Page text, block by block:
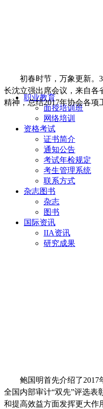
职业教育
面授培训班
网络培训
资格考试
证书简介
通知公告
考试年检规定
考生管理系统
联系方式
杂志图书
杂志
图书
国际资讯
IIA资讯
研究成果
初春时节，万象更新。
长沈立强出席会议，来自各
精神，总结2017年协会各项
鲍国明首先介绍了2017
全国内部审计“双先”评选
和提高效益方面发挥更大作